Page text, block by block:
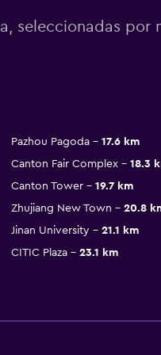
seleccionadas por
Pazhou Pagoda
17.6 km
Canton Fair Complex
18.3
Canton Tower
19.7 km
Zhujiang New Town
20.8
Jinan University
21.1 km
CITIC Plaza 23.1 km